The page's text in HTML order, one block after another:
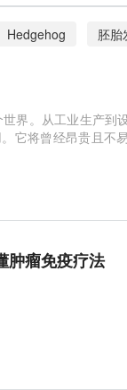
Hedgehog 胚胎
临床研究 肿瘤
界。从工业生产到
它将曾经昂贵且不
肿瘤免疫疗法